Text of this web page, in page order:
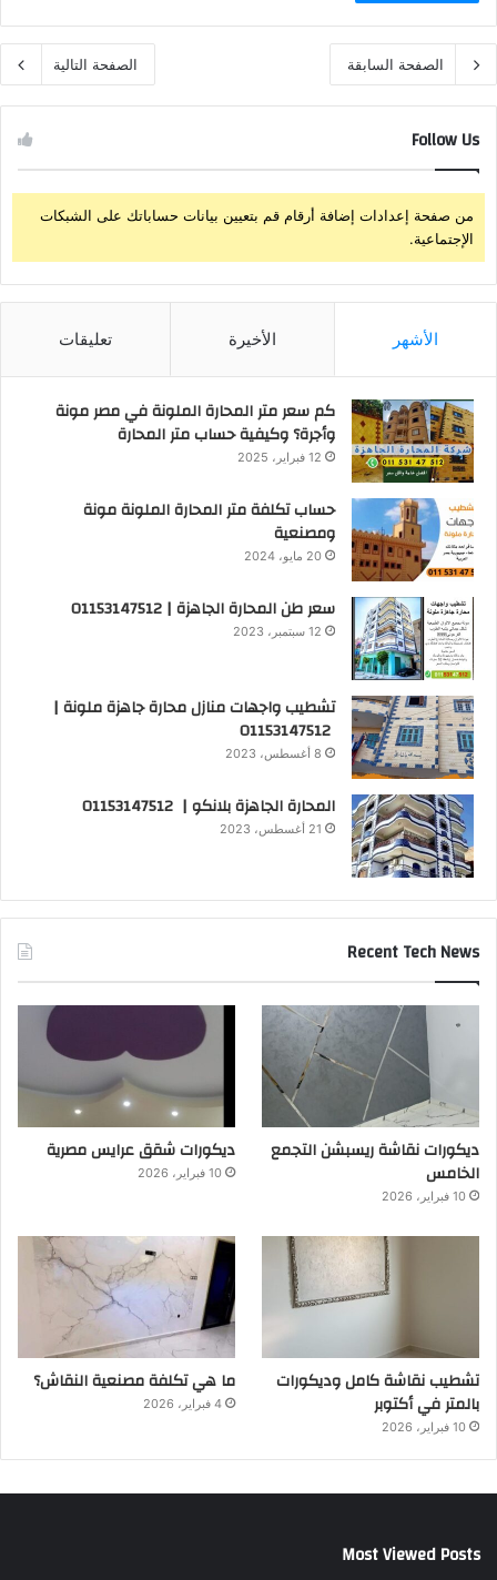
الصفحة السابقة الصفحة التالية
Follow Us
من صفحة إعدادات إضافة أرقام قم بتعيين بيانات حساباتك على الشبكات
الإجتماعية.
الأشهر الأخيرة تعليقات
كم سعر متر المحارة الملونة في مصر مونة
وأجرة؟ وكيفية حساب متر المحارة
12 فبراير، 2025
حساب تكلفة متر المحارة الملونة مونة
ومصنعية
20 مايو، 2024
سعر طن المحارة الجاهزة | 01153147512
12 سبتمبر، 2023
تشطيب واجهات منازل محارة جاهزة ملونة |
8 أغسطس، 2023
المحارة الجاهزة بلانكو | 01153147512
21 أغسطس، 2023
Recent Tech News
ديكورات نقاشة ريسبشن التجمع
الخامس
10 فبراير، 2026
ديكورات شقق عرايس مصرية
10 فبراير، 2026
تشطيب نقاشة كامل وديكورات
بالمتر في أكتوبر
10 فبراير، 2026
ما هي تكلفة مصنعية النقاش؟
4 فبراير، 2026
Most Viewed Posts